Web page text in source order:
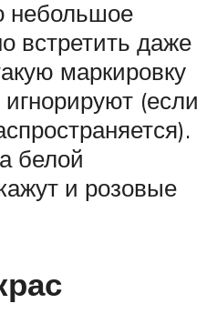
небольшое
встретить даже
маркировку
(если
белой
и розовые